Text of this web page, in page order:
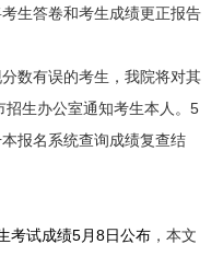
生答卷和考生成绩更正报告
数有误的考生，我院将对其
生办公室通知考生本人。5
报名系统查询成绩复查结
考试成绩5月8日公布，本文